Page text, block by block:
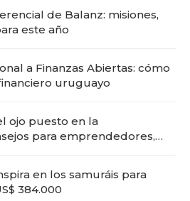
de Balanz: misiones,
este año
a Finanzas Abiertas: cómo
uruguayo
ojo puesto en la
para emprendedores,
en los samuráis para
384.000